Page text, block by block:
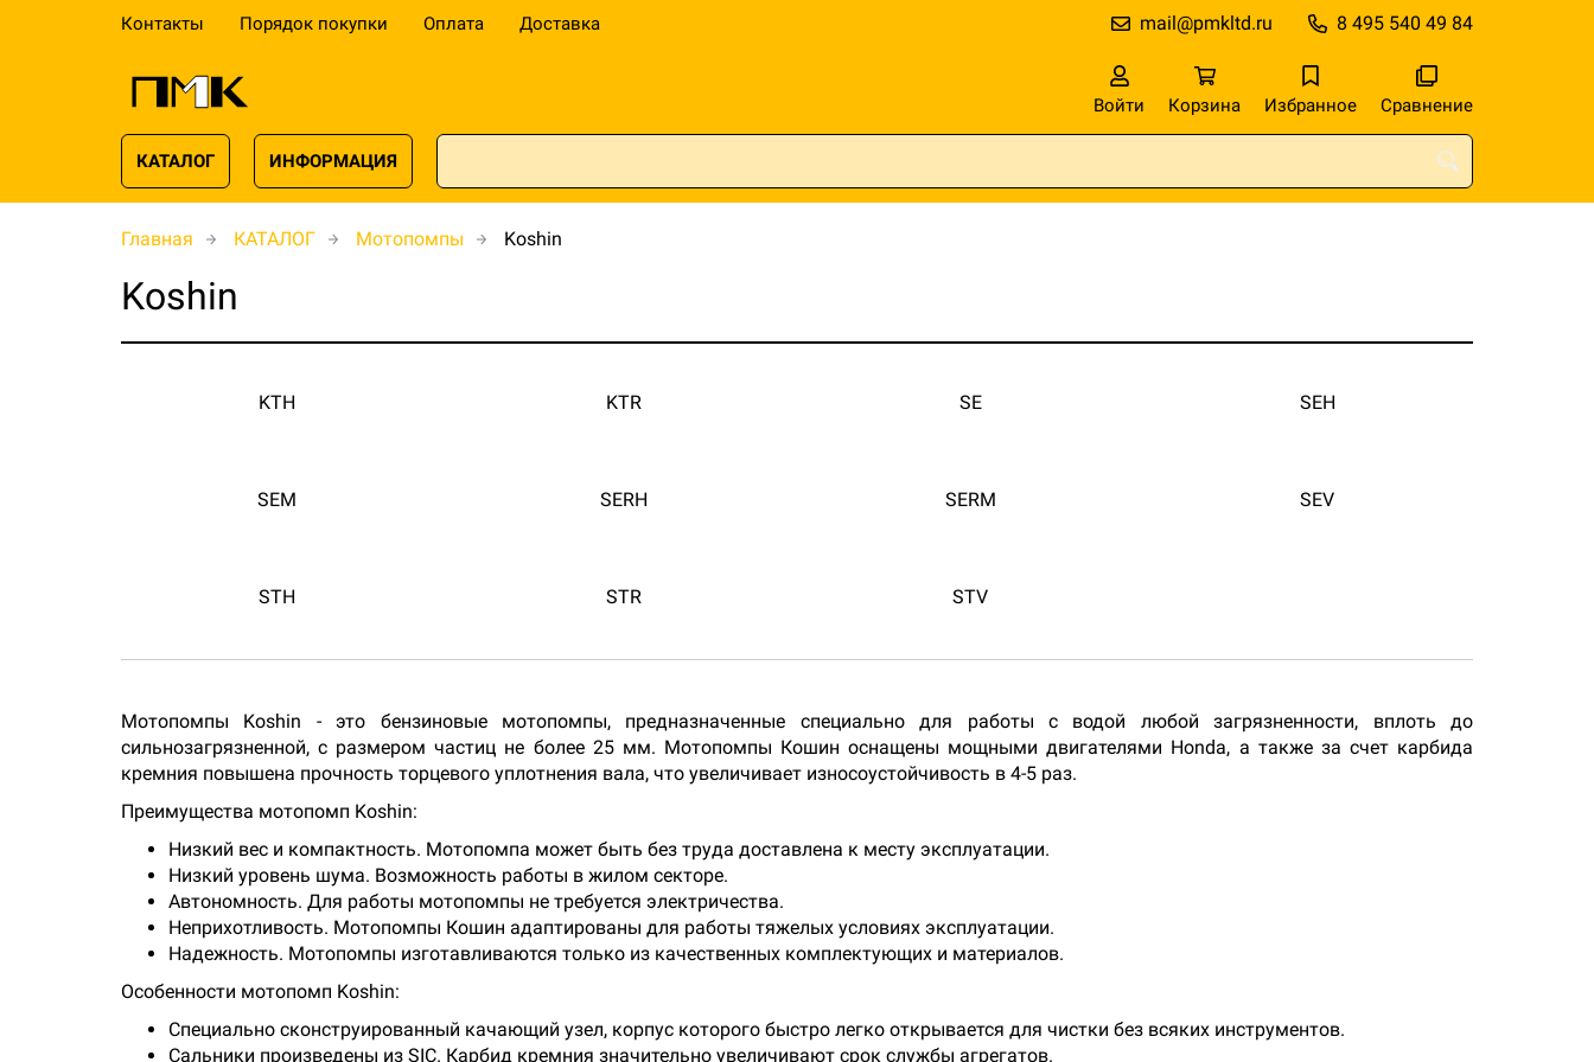
Контакты Порядок покупки Оплата Доставка 8 495 540 49 84
mail@pmkltd.ru
Войти Корзина Избранное Сравнение
КАТАЛОГ ИНФОРМАЦИЯ
Главная КАТАЛОГ Мотопомпы Koshin
Koshin
KTH KTR SE SEH
SEM SERH SERM SEV
STH STR STV
Мотопомпы Koshin - это бензиновые мотопомпы, предназначенные специально для работы с водой любой загрязненности, вплоть до
сильнозагрязненной, с размером частиц не более 25 мм. Мотопомпы Кошин оснащены мощными двигателями Honda, а также за счет карбида
кремния повышена прочность торцевого уплотнения вала, что увеличивает износоустойчивость в 4-5 раз.
Преимущества мотопомп Koshin:
Низкий вес и компактность. Мотопомпа может быть без труда доставлена к месту эксплуатации.
Низкий уровень шума. Возможность работы в жилом секторе.
Автономность. Для работы мотопомпы не требуется электричества.
Неприхотливость. Мотопомпы Кошин адаптированы для работы тяжелых условиях эксплуатации.
Надежность. Мотопомпы изготавливаются только из качественных комплектующих и материалов.
Особенности мотопомп Koshin:
Специально сконструированный качающий узел, корпус которого быстро легко открывается для чистки без всяких инструментов.
Сальники произведены из SIC. Карбид кремния значительно увеличивают срок службы агрегатов.